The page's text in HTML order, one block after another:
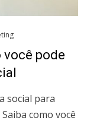
pode
social para
como você